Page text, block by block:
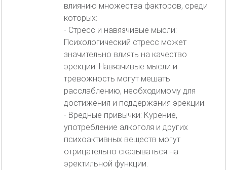
влиянию множества факторов, среди
которых:
- Стресс и навязчивые мысли:
Психологический стресс может
значительно влиять на качество
эрекции. Навязчивые мысли и
тревожность могут мешать
расслаблению, необходимому для
достижения и поддержания эрекции.
- Вредные привычки: Курение,
употребление алкоголя и других
психоактивных веществ могут
отрицательно сказываться на
эректильной функции.